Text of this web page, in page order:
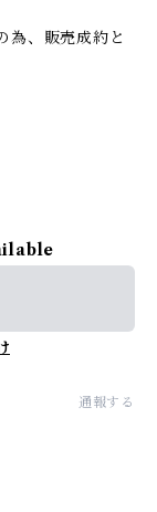
為、販売成約と
通報する